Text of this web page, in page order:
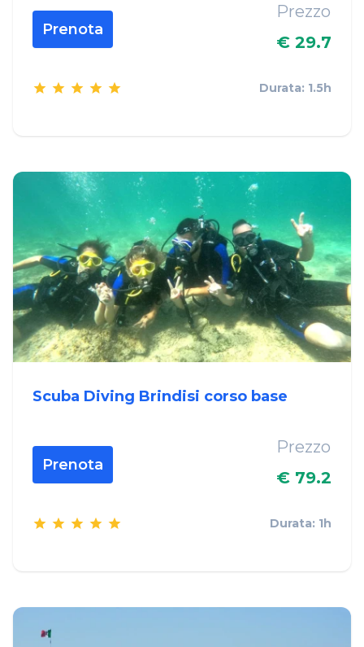
Prenota
Prezzo
€ 29.7
Durata: 1.5h
Scuba Diving Brindisi corso base
Prenota
Prezzo
€ 79.2
Durata: 1h